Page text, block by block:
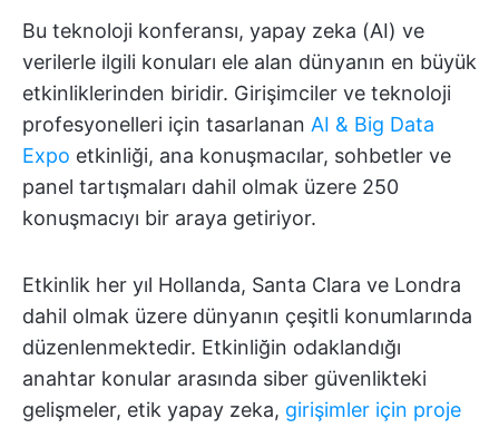
Bu teknoloji konferansı, yapay zeka (AI) ve
verilerle ilgili konuları ele alan dünyanın en büyük
etkinliklerinden biridir. Girişimciler ve teknoloji
profesyonelleri için tasarlanan AI & Big Data
Expo etkinliği, ana konuşmacılar, sohbetler ve
panel tartışmaları dahil olmak üzere 250
konuşmacıyı bir araya getiriyor.
Etkinlik her yıl Hollanda, Santa Clara ve Londra
dahil olmak üzere dünyanın çeşitli konumlarında
düzenlenmektedir. Etkinliğin odaklandığı
anahtar konular arasında siber güvenlikteki
gelişmeler, etik yapay zeka, girişimler için proje